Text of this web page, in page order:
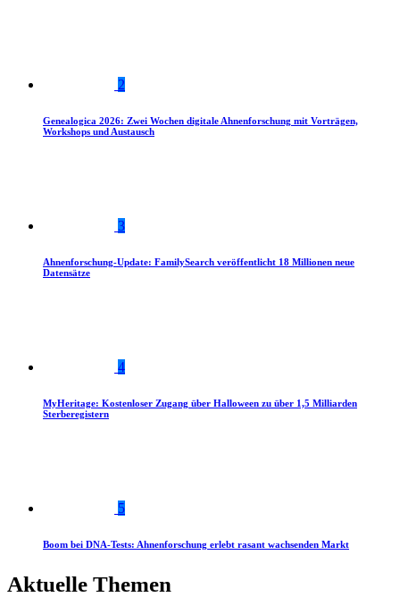
2
Genealogica 2026: Zwei Wochen digitale Ahnenforschung mit Vorträgen,
Workshops und Austausch
3
Ahnenforschung-Update: FamilySearch veröffentlicht 18 Millionen neue
Datensätze
4
MyHeritage: Kostenloser Zugang über Halloween zu über 1,5 Milliarden
Sterberegistern
5
Boom bei DNA-Tests: Ahnenforschung erlebt rasant wachsenden Markt
Aktuelle Themen